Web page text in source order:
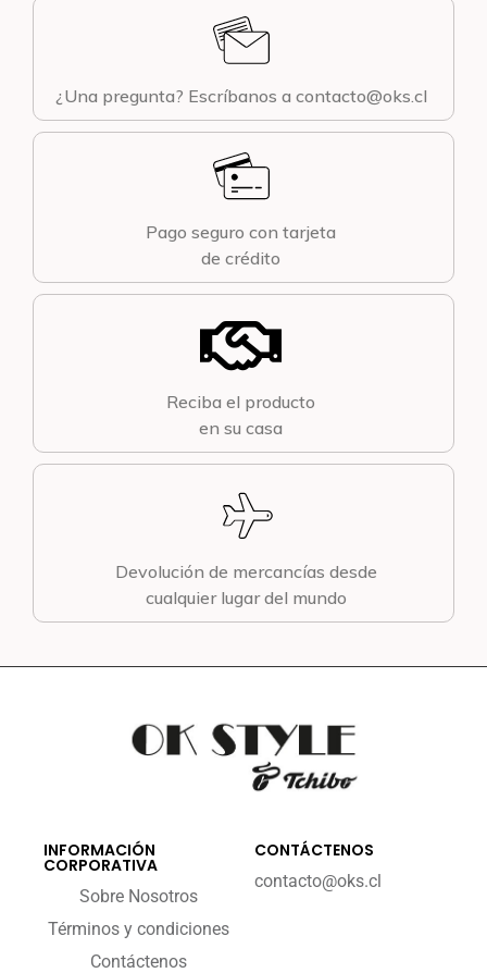
¿Una pregunta? Escríbanos a contacto@oks.cl
Pago seguro con tarjeta
de crédito
Reciba el producto
en su casa
Devolución de mercancías desde
cualquier lugar del mundo
INFORMACIÓN
CORPORATIVA
Sobre Nosotros
Términos y condiciones
Contáctenos
CONTÁCTENOS
contacto@oks.cl